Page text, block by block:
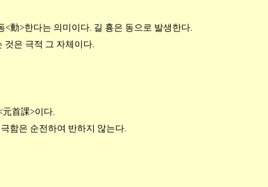
動>한다는 의미이다. 길 흉은 동으로 발생한다.
것은 극적 그 자체이다.
首課>이다.
함은 순전하여 반하지 않는다.